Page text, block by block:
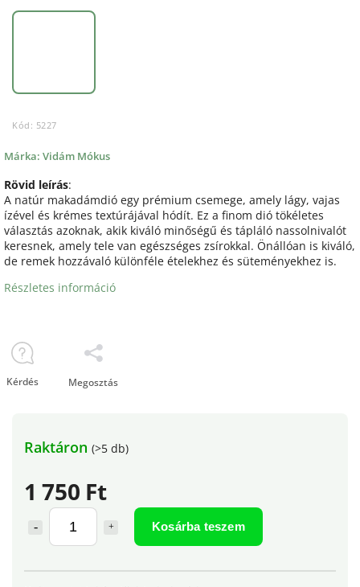
Kód: 5227
Márka: Vidám Mókus
1 750 Ft
Kosárba teszem
Raktáron (>5 db)
Rövid leírás:
A natúr makadámdió egy prémium csemege, amely lágy, vajas
ízével és krémes textúrájával hódít. Ez a finom dió tökéletes
választás azoknak, akik kiváló minőségű és tápláló nassolnivalót
keresnek, amely tele van egészséges zsírokkal. Önállóan is kiváló,
de remek hozzávaló különféle ételekhez és süteményekhez is.
Részletes információ
Kérdés Megosztás